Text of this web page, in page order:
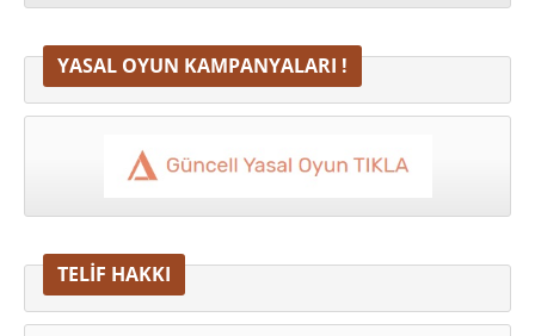
YASAL OYUN KAMPANYALARI !
TELİF HAKKI